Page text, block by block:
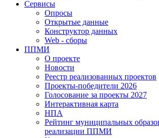
Сервисы
Опросы
Открытые данные
Конструктор данных
Web - сборы
ППМИ
О проекте
Новости
Реестр реализованных проектов
Проекты-победители 2026
Голосование за проекты 2027
Интерактивная карта
НПА
Рейтинг муниципальных
реализации ППМИ